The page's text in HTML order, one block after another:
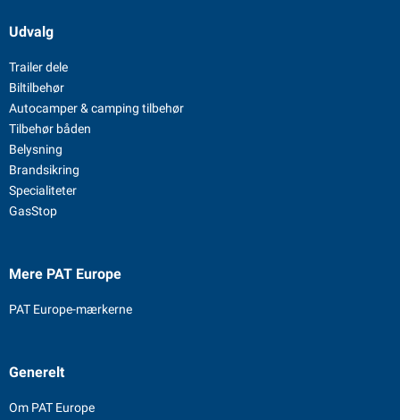
Udvalg
Trailer dele
Biltilbehør
Autocamper & camping tilbehør
Tilbehør båden
Belysning
Brandsikring
Specialiteter
GasStop
Mere PAT Europe
PAT Europe-mærkerne
Generelt
Om PAT Europe